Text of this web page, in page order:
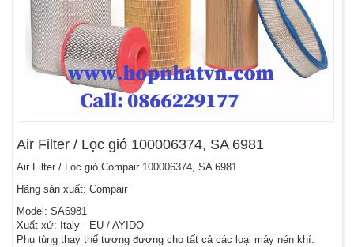
Air Filter / Lọc gió 100006374, SA 6981
Air Filter / Lọc gió Compair 100006374, SA 6981
Hãng sản xuất: Compair
Model: SA6981
Xuất xứ: Italy - EU / AYIDO
Phụ tùng thay thế tương đương cho tất cả các loại máy nén khí.